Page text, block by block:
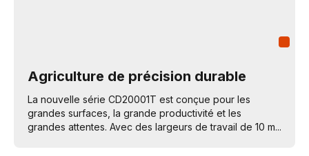
Agriculture de précision durable
La nouvelle série CD20001T est conçue pour les
grandes surfaces, la grande productivité et les
grandes attentes. Avec des largeurs de travail de 10 m...